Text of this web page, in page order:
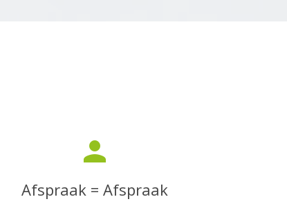
person
Afspraak = Afspraak